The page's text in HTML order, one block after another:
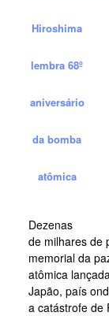
Hiroshima
lembra 68º
aniversário
da bomba
atômica
Dezenas
de milhares de
memorial da
atômica
Japão, país
a catástrofe de